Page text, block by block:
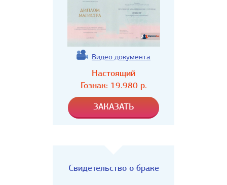
Видео документа
Настоящий
Гознак: 19.980р.
Свидетельство о браке